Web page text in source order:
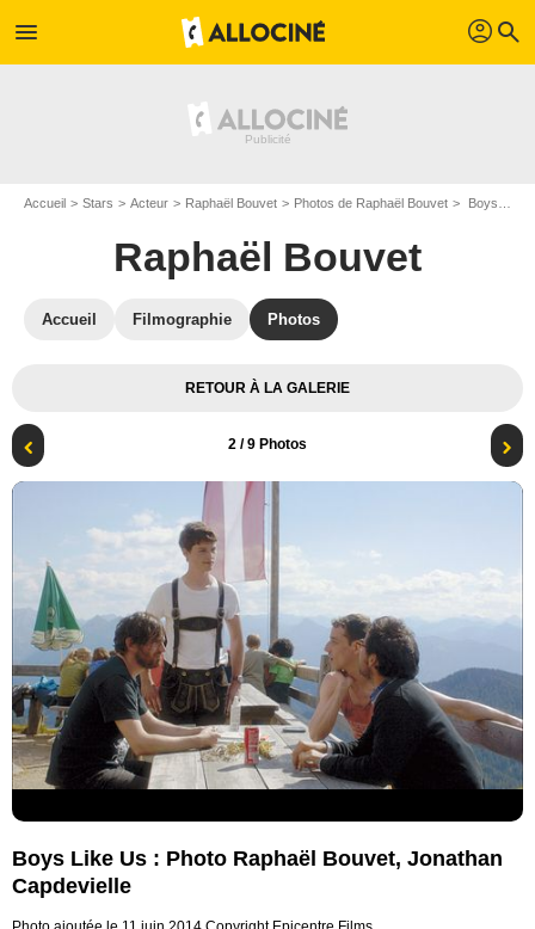
menu profil search
Accueil Stars Acteur Raphaël Bouvet Photos de Raphaël Bouvet Boys Like Us : Photo Raphaël Bouvet, Jonathan Capdevielle
Raphaël Bouvet
Accueil Filmographie Photos
RETOUR À LA GALERIE
2 / 9 Photos
Boys Like Us : Photo Raphaël Bouvet, Jonathan
Capdevielle